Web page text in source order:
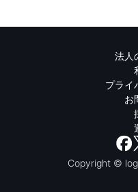
法人
プライ
お
Copyright ©